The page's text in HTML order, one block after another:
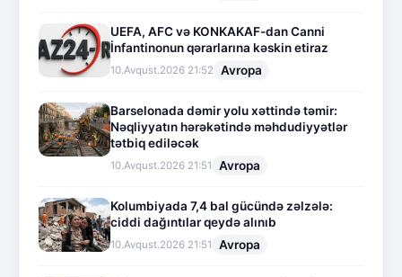
UEFA, AFC və KONKAKAF-dan Canni
İnfantinonun qərarlarına kəskin etiraz
10.Avqust.2026 21:52 Avropa
Barselonada dəmir yolu xəttində təmir:
Nəqliyyatın hərəkətində məhdudiyyətlər
tətbiq ediləcək
10.Avqust.2026 21:51 Avropa
Kolumbiyada 7,4 bal gücündə zəlzələ:
ciddi dağıntılar qeydə alınıb
10.Avqust.2026 21:51 Avropa